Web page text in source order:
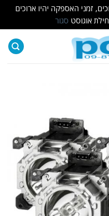
זמני האספקה יהיו ארוכים
אוגוסט סגור